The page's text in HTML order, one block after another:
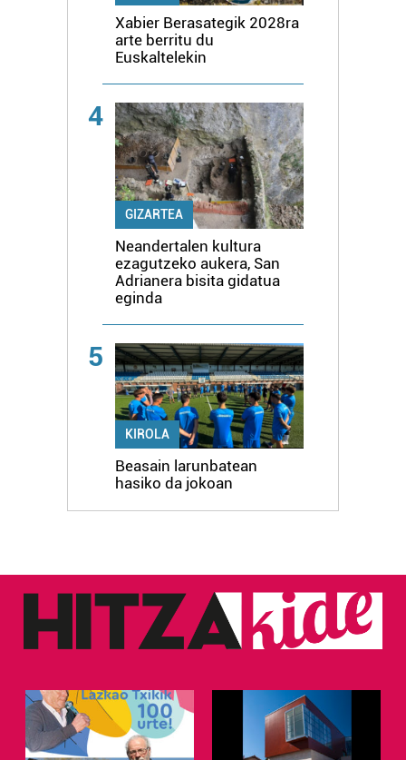
Xabier Berasategik 2028ra
arte berritu du
Euskaltelekin
4
GIZARTEA
Neandertalen kultura
ezagutzeko aukera, San
Adrianera bisita gidatua
eginda
5
KIROLA
Beasain larunbatean
hasiko da jokoan